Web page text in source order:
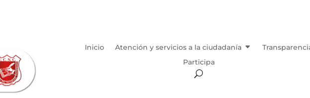
Inicio Atención y servicios a la ciudadanía
Participa